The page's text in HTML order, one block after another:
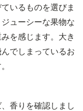
いるものを選びま
ューシーな果物な
を感じます。大き
でしまっているお
香りを確認しまし